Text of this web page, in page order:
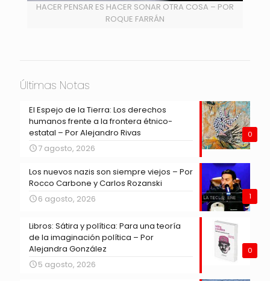
HACER PENSAR ES HACER SONAR OTRA COSA – POR
ROQUE FARRÁN
Últimas Notas
0
El Espejo de la Tierra: Los derechos
humanos frente a la frontera étnico-
estatal – Por Alejandro Rivas
7 agosto, 2026
1
Los nuevos nazis son siempre viejos – Por
Rocco Carbone y Carlos Rozanski
6 agosto, 2026
0
Libros: Sátira y política: Para una teoría
de la imaginación política – Por
Alejandra González
5 agosto, 2026